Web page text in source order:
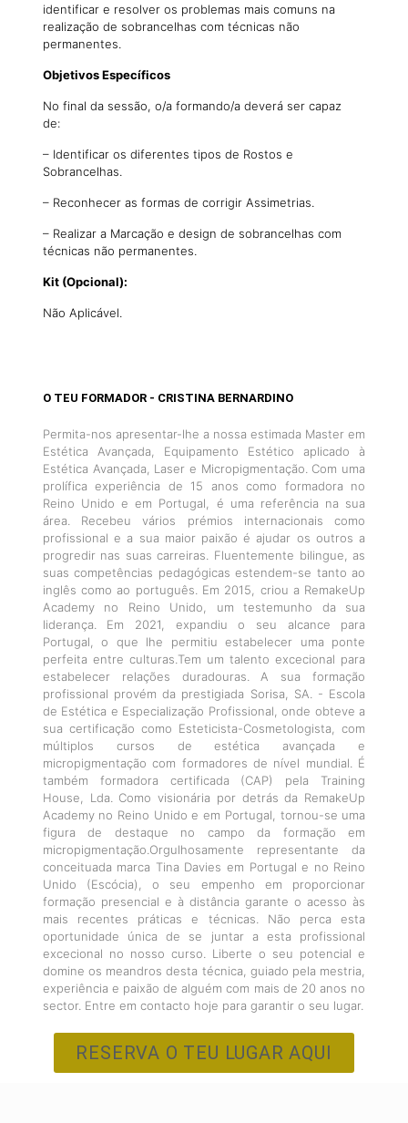
identificar e resolver os problemas mais comuns na
realização de sobrancelhas com técnicas não
permanentes.
Objetivos Específicos
No final da sessão, o/a formando/a deverá ser capaz
de:
– Identificar os diferentes tipos de Rostos e
Sobrancelhas.
– Reconhecer as formas de corrigir Assimetrias.
– Realizar a Marcação e design de sobrancelhas com
técnicas não permanentes.
Kit (Opcional):
Não Aplicável.
O TEU FORMADOR - CRISTINA BERNARDINO
Permita-nos apresentar-lhe a nossa estimada Master em
Estética Avançada, Equipamento Estético aplicado à
Estética Avançada, Laser e Micropigmentação. Com uma
prolífica experiência de 15 anos como formadora no
Reino Unido e em Portugal, é uma referência na sua
área. Recebeu vários prémios internacionais como
profissional e a sua maior paixão é ajudar os outros a
progredir nas suas carreiras. Fluentemente bilingue, as
suas competências pedagógicas estendem-se tanto ao
inglês como ao português. Em 2015, criou a RemakeUp
Academy no Reino Unido, um testemunho da sua
liderança. Em 2021, expandiu o seu alcance para
Portugal, o que lhe permitiu estabelecer uma ponte
perfeita entre culturas.Tem um talento excecional para
estabelecer relações duradouras. A sua formação
profissional provém da prestigiada Sorisa, SA. - Escola
de Estética e Especialização Profissional, onde obteve a
sua certificação como Esteticista-Cosmetologista, com
múltiplos cursos de estética avançada e
micropigmentação com formadores de nível mundial. É
também formadora certificada (CAP) pela Training
House, Lda. Como visionária por detrás da RemakeUp
Academy no Reino Unido e em Portugal, tornou-se uma
figura de destaque no campo da formação em
micropigmentação.Orgulhosamente representante da
conceituada marca Tina Davies em Portugal e no Reino
Unido (Escócia), o seu empenho em proporcionar
formação presencial e à distância garante o acesso às
mais recentes práticas e técnicas. Não perca esta
oportunidade única de se juntar a esta profissional
excecional no nosso curso. Liberte o seu potencial e
domine os meandros desta técnica, guiado pela mestria,
experiência e paixão de alguém com mais de 20 anos no
sector. Entre em contacto hoje para garantir o seu lugar.
RESERVA O TEU LUGAR AQUI